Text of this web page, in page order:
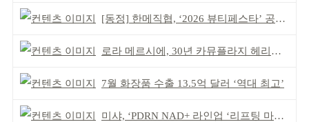
[동정] 한메직협, ‘2026 뷰티페스타’ 공동 주최
로라 메르시에, 30년 카뮤플라지 헤리티지 담아
7월 화장품 수출 13.5억 달러 ‘역대 최고’
미샤, ‘PDRN NAD+ 라인업 ‘리프팅 마스크’ 출시